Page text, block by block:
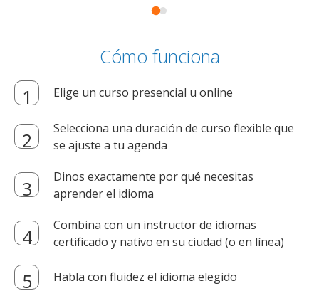
Cómo funciona
Elige un curso presencial u online
Selecciona una duración de curso flexible que
se ajuste a tu agenda
Dinos exactamente por qué necesitas
aprender el idioma
Combina con un instructor de idiomas
certificado y nativo en su ciudad (o en línea)
Habla con fluidez el idioma elegido